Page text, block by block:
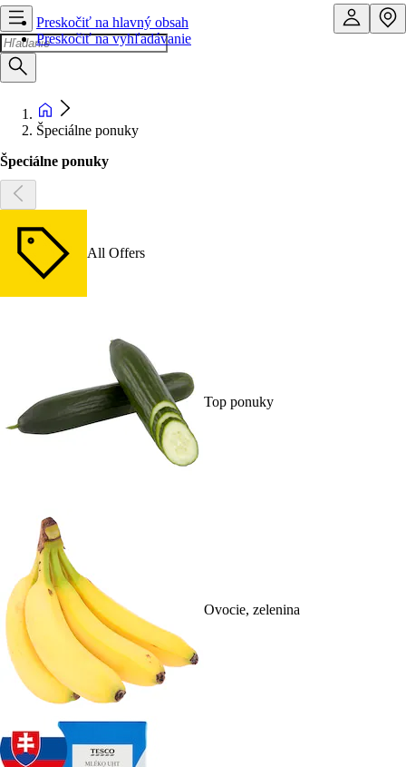
Preskočiť na hlavný obsah
Preskočiť na vyhľadávanie
Špeciálne ponuky
Špeciálne ponuky
All Offers
Top ponuky
Ovocie, zelenina